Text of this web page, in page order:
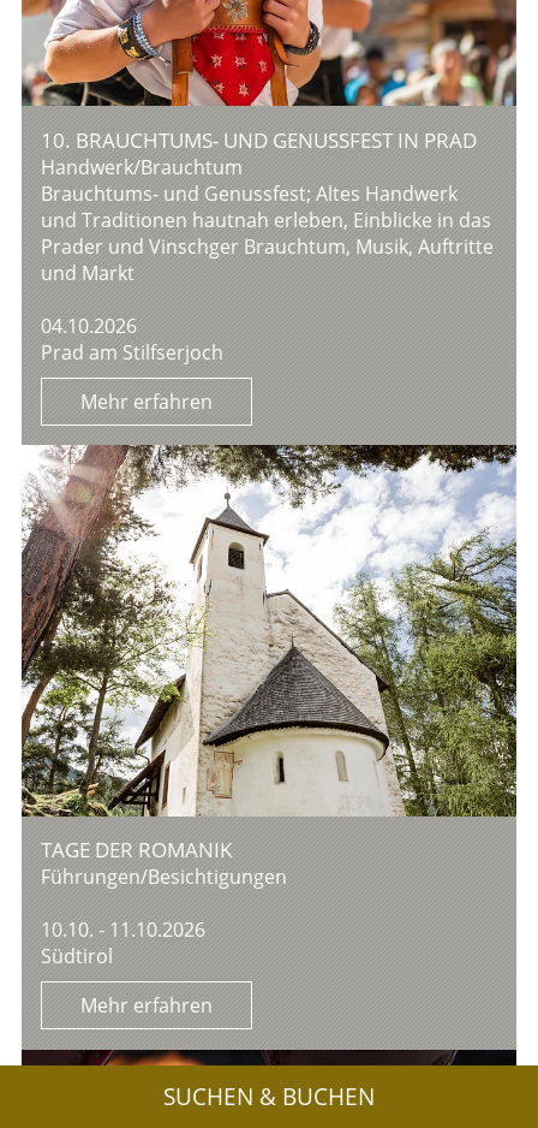
10. BRAUCHTUMS- UND GENUSSFEST IN PRAD
Handwerk/Brauchtum
Brauchtums- und Genussfest; Altes Handwerk
und Traditionen hautnah erleben, Einblicke in das
Prader und Vinschger Brauchtum, Musik, Auftritte
und Markt
04.10.2026
Prad am Stilfserjoch
Mehr erfahren
TAGE DER ROMANIK
Führungen/Besichtigungen
10.10. - 11.10.2026
Südtirol
Mehr erfahren
SUCHEN & BUCHEN